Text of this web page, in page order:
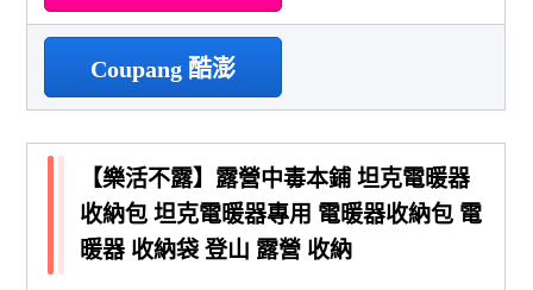
Coupang 酷澎
【樂活不露】露營中毒本鋪 坦克電暖器
收納包 坦克電暖器專用 電暖器收納包 電
暖器 收納袋 登山 露營 收納